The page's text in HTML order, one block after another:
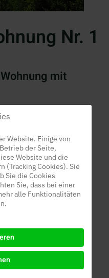
Nr. 1
mit
108m2
in Tiefgarage
Ausbau mit
Geschirrspüler
Nasszellen mit
Dusche/WC
Website. Einige von
der Seite,
Website und die
(Tracking Cookies). Sie
Sie die Cookies
Sie, dass bei einer
alle Funktionalitäten